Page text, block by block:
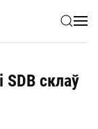
SDB склаў